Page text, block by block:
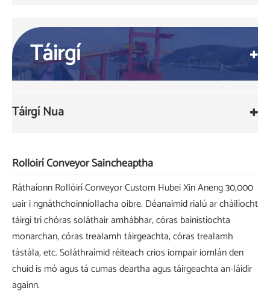
Táirgí
Táirgí Nua
Rollóirí Conveyor Saincheaptha
Ráthaíonn Rollóirí Conveyor Custom Hubei Xin Aneng 30,000
uair i ngnáthchoinníollacha oibre. Déanaimid rialú ar cháilíocht
táirgí trí chóras soláthair amhábhar, córas bainistíochta
monarchan, córas trealamh táirgeachta, córas trealamh
tástála, etc. Soláthraímid réiteach crios iompair iomlán den
chuid is mó agus tá cumas deartha agus táirgeachta an-láidir
againn.